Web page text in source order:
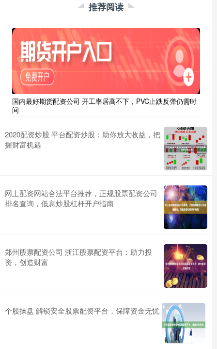
推荐阅读
国内最好期货配资公司 开工率居高不下，PVC止跌反弹仍需时
间
2020配资炒股 平台配资炒股：助你放大收益，把
握财富机遇
网上配资网站合法平台推荐，正规股票配资公司
排名查询，低息炒股杠杆开户指南
郑州股票配资公司 浙江股票配资平台：助力投
资，创造财富
个股操盘 解锁安全股票配资平台，保障资金无忧